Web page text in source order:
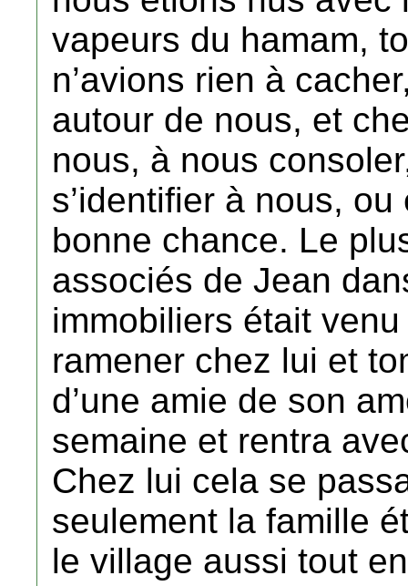
vapeurs du hamam,
n’avions rien à
autour de nous, et
nous, à nous
s’identifier à nous,
bonne chance. Le
associés de Jean
immobiliers était
ramener chez lui et
d’une amie de son
semaine et rentra
Chez lui cela se
seulement la famille
le village aussi tout